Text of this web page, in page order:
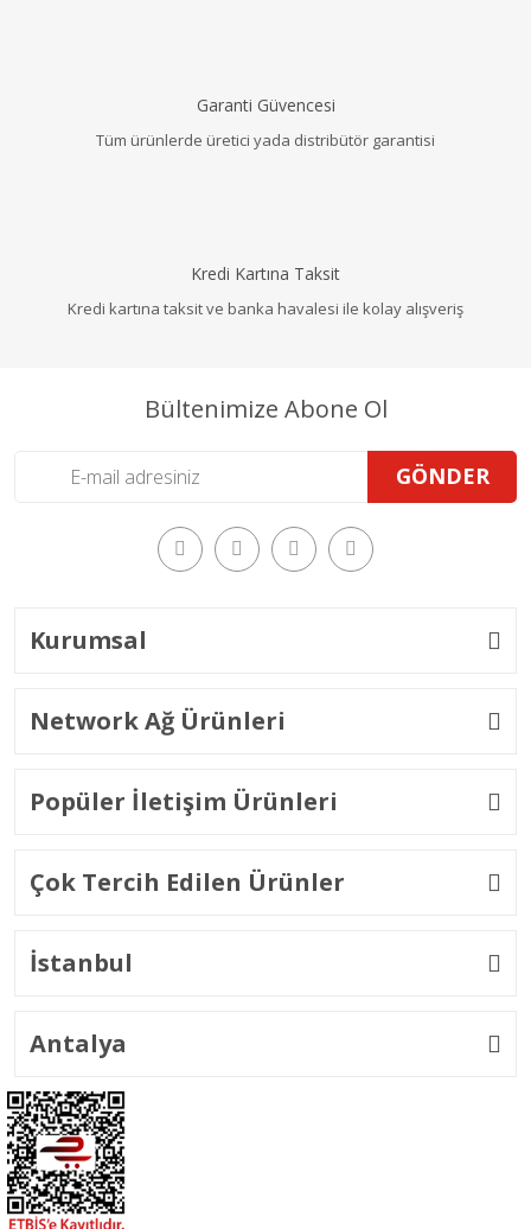
Garanti Güvencesi
Tüm ürünlerde üretici yada distribütör garantisi
Kredi Kartına Taksit
Kredi kartına taksit ve banka havalesi ile kolay alışveriş
Bültenimize Abone Ol
GÖNDER
Kurumsal
Network Ağ Ürünleri
Popüler İletişim Ürünleri
Çok Tercih Edilen Ürünler
İstanbul
Antalya